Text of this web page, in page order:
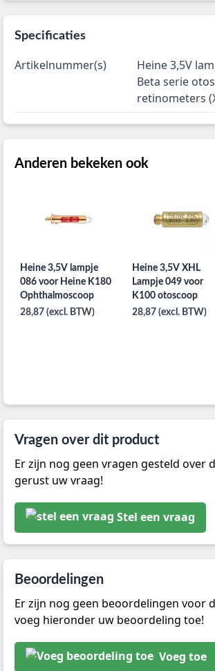
Specificaties
Artikelnummer(s)
Heine 3,5V
Beta serie
retinometers
Anderen bekeken ook
Heine 3,5V lampje
086 voor Heine K180
Ophthalmoscoop
28,87 (excl. BTW)
Heine 3,5V XHL
Lampje 049 voor
K100 otoscoop
28,87 (excl. BTW)
Vragen over dit product
Er zijn nog geen vragen gesteld over
gerust uw vraag!
Stel een vraag
Beoordelingen
Er zijn nog geen beoordelingen voor
voeg hieronder uw beoordeling toe!
Voeg toe